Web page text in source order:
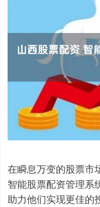
在瞬息万变的股票市
智能股票配资管理系
助力他们实现更佳的